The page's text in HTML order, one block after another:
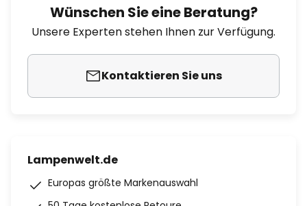
Wünschen Sie eine Beratung?
Unsere Experten stehen Ihnen zur Verfügung.
Kontaktieren Sie uns
Lampenwelt.de
Europas größte Markenauswahl